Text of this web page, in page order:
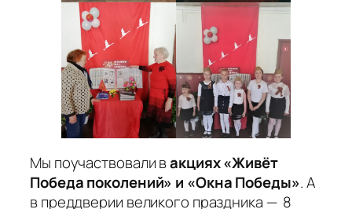
Мы поучаствовали вакциях «Живёт
Победа поколений» и «Окна Победы». А
в преддверии великого праздника — 8